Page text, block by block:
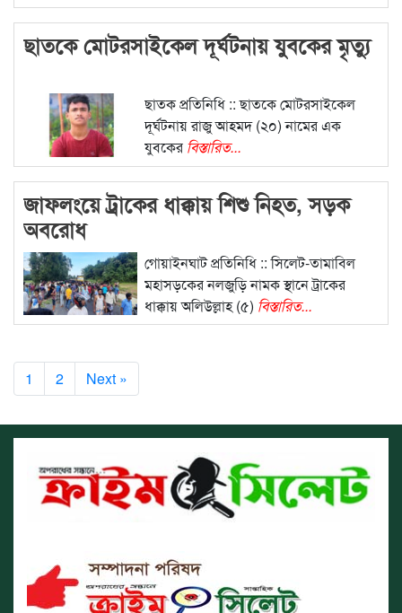
ছাতকে মোটরসাইকেল দূর্ঘটনায় যুবকের মৃত্যু
ছাতক প্রতিনিধি :: ছাতকে মোটরসাইকেল
দূর্ঘটনায় রাজু আহমদ (২০) নামের এক
যুবকের বিস্তারিত...
জাফলংয়ে ট্রাকের ধাক্কায় শিশু নিহত, সড়ক
অবরোধ
গোয়াইনঘাট প্রতিনিধি :: সিলেট-তামাবিল
মহাসড়কের নলজুড়ি নামক স্থানে ট্রাকের
ধাক্কায় অলিউল্লাহ (৫) বিস্তারিত...
1 2 Next »